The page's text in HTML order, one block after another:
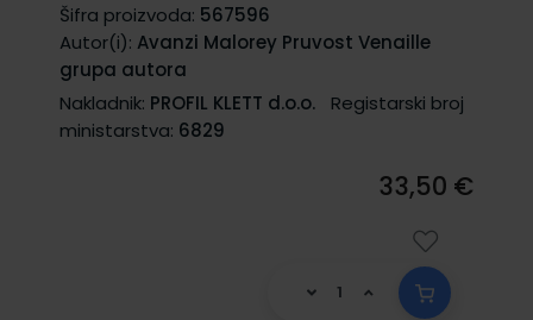
Šifra proizvoda: 567596
Autor(i): Avanzi Malorey Pruvost Venaille
grupa autora
Nakladnik: PROFIL KLETT d.o.o.
Registarski broj
ministarstva: 6829
33,50 €